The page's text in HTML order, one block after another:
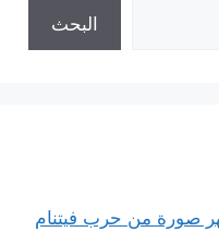
البحث
من حرب فيتنام